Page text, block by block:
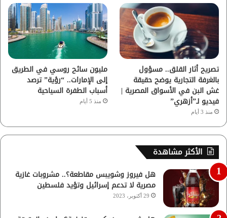
تصريح أثار القلق.. مسؤول
بالغرفة التجارية يوضح حقيقة
غش البن في الأسواق المصرية |
فيديو لـ”أزهري”
منذ 3 أيام
مليون سائح روسي في الطريق
إلى الإمارات.. “رؤية” ترصد
أسباب الطفرة السياحية
منذ 5 أيام
الأكثر مشاهدة
هل فيروز وشويبس مقاطعة؟.. مشروبات غازية
مصرية لا تدعم إسرائيل وتؤيد فلسطين
29 أكتوبر، 2023